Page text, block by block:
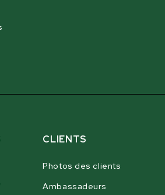
CLIENTS
Photos des clients
Ambassadeurs